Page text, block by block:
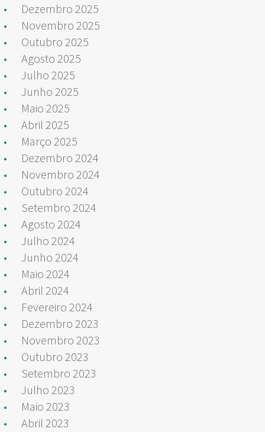
Dezembro 2025
Novembro 2025
Outubro 2025
Agosto 2025
Julho 2025
Junho 2025
Maio 2025
Abril 2025
Março 2025
Dezembro 2024
Novembro 2024
Outubro 2024
Setembro 2024
Agosto 2024
Julho 2024
Junho 2024
Maio 2024
Abril 2024
Fevereiro 2024
Dezembro 2023
Novembro 2023
Outubro 2023
Setembro 2023
Julho 2023
Maio 2023
Abril 2023